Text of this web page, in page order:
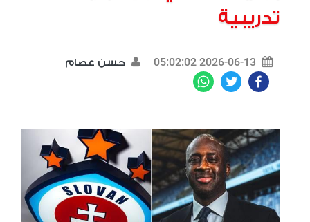
تدريبية
2026-06-13 05:02:02 حسن عصام
Facebook
Twitter